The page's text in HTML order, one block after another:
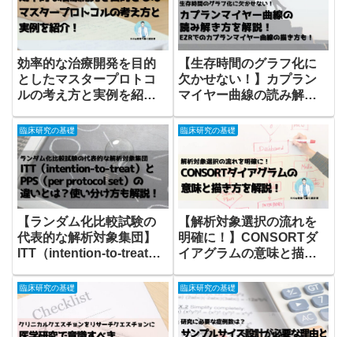
効率的な治療開発を目的
としたマスタープロトコ
ルの考え方と実例を紹
【生存時間のグラフ化に
欠かせない！】カプラン
マイヤー曲線の読み解き
ランマイヤー曲線の描き
臨床研究の基礎
【ランダム化比較試験の
代表的な解析対象集団】
ITT（intention-to-treat）
set）の違いとは？使い分
け方も解説！
臨床研究の基礎
【解析対象選択の流れを
明確に！】CONSORTダ
イアグラムの意味と描き
臨床研究の基礎 臨床研究の基礎